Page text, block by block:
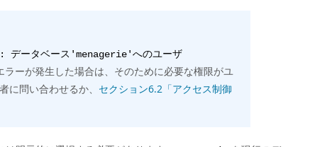
データベース'menagerie'へのユーザ
ラーが発生した場合は、そのために必要な権限がユ
問い合わせるか、 セクション6.2「アクセス制御